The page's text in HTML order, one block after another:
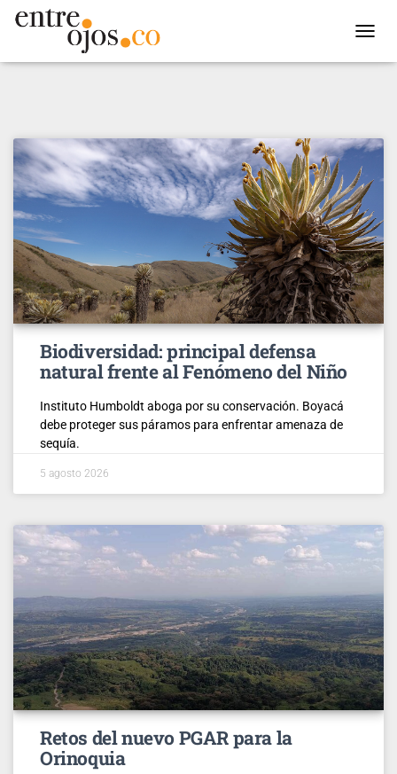
Biodiversidad: principal defensa
natural frente al Fenómeno del Niño
Instituto Humboldt aboga por su conservación. Boyacá
debe proteger sus páramos para enfrentar amenaza de
sequía.
5 agosto 2026
Retos del nuevo PGAR para la
Orinoquia